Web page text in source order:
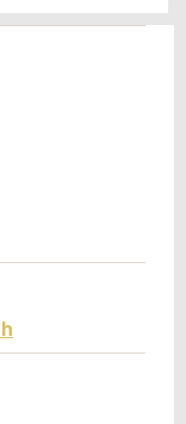
amici.
persone